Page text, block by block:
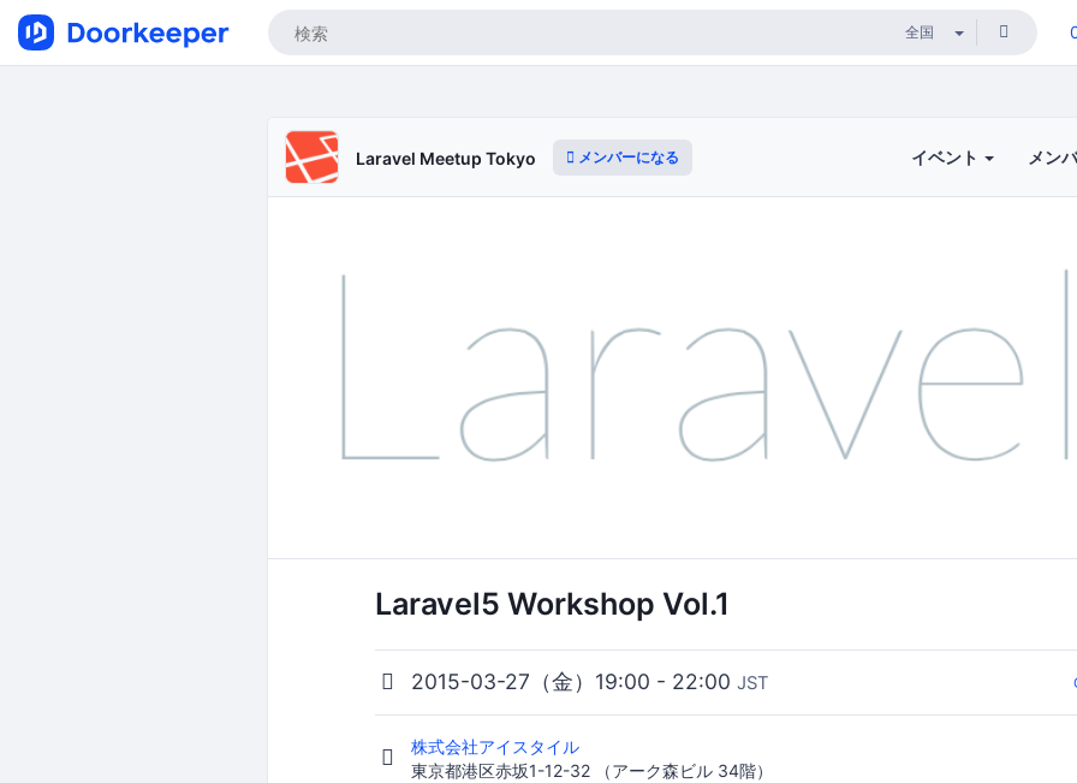
Laravel Meetup Tokyo メンバーになる イベント メン
Laravel5 Workshop Vol.1
2015-03-27（金）19:00 - 22:00 JST
株式会社アイスタイル
東京都港区赤坂1-12-32 （アーク森ビル 34階）